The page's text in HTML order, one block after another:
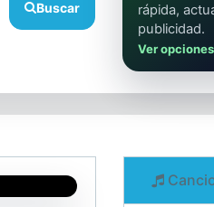
Buscar
rápida,
publicidad.
Ver